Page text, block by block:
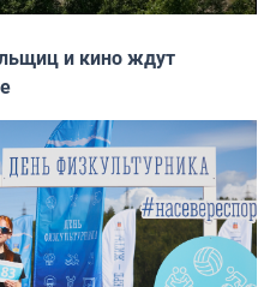
и кино ждут